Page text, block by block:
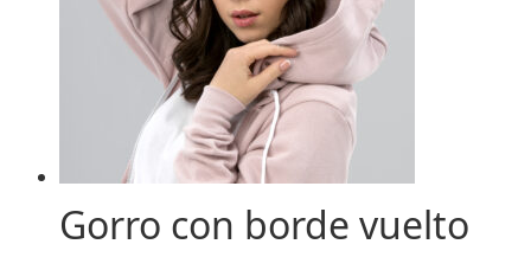
Gorro con borde vuelto